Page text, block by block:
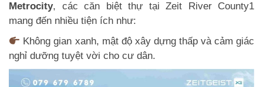
Metrocity, các căn biệt thự tại Zeit River County1
mang đến nhiều tiện ích như:
Không gian xanh, mật độ xây dựng thấp và cảm giác
nghỉ dưỡng tuyệt vời cho cư dân.